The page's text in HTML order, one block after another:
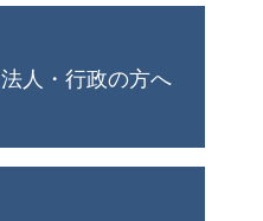
法人・行政の方へ